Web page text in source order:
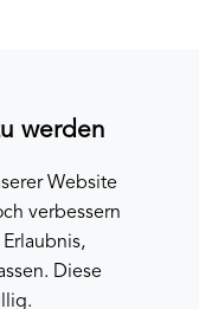
werden
Website
verbessern
Diese